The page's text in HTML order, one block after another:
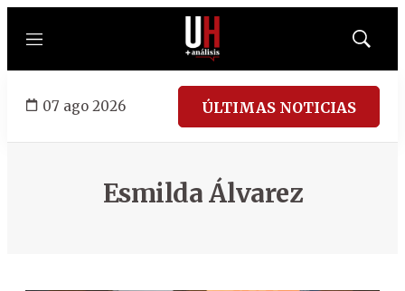
Menú
Mostrar
07 ago 2026 ÚLTIMAS NOTICIAS
Esmilda Álvarez